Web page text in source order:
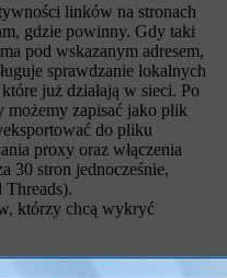
linków na stronach
gdzie powinny. Gdy taki
pod wskazanym adresem,
sprawdzanie lokalnych
już działają w sieci. Po
możemy zapisać jako plik
do pliku
proxy oraz włączenia
30 stron jednocześnie,
Threads).
którzy chcą wykryć